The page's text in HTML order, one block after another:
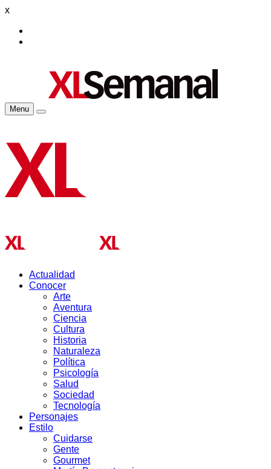
x
Menu
Actualidad
Conocer
Arte
Aventura
Ciencia
Cultura
Historia
Naturaleza
Política
Psicología
Salud
Sociedad
Tecnología
Personajes
Estilo
Cuidarse
Gente
Gourmet